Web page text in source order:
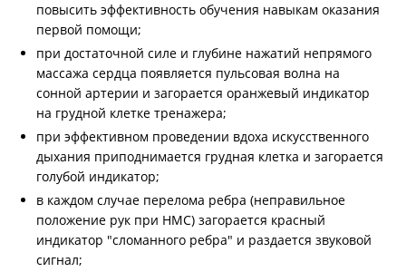
повысить эффективность обучения навыкам оказания
первой помощи;
при достаточной силе и глубине нажатий непрямого
массажа сердца появляется пульсовая волна на
сонной артерии и загорается оранжевый индикатор
на грудной клетке тренажера;
при эффективном проведении вдоха искусственного
дыхания приподнимается грудная клетка и загорается
голубой индикатор;
в каждом случае перелома ребра (неправильное
положение рук при НМС) загорается красный
индикатор "сломанного ребра" и раздается звуковой
сигнал;